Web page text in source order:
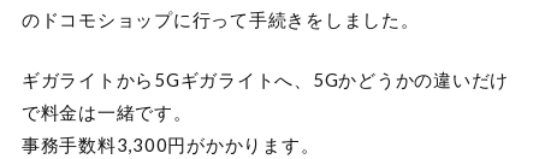
のドコモショップに行って手続きをしました。
ギガライトから5Gギガライトへ、5Gかどうかの違いだけ
で料金は一緒です。
事務手数料3,300円がかかります。